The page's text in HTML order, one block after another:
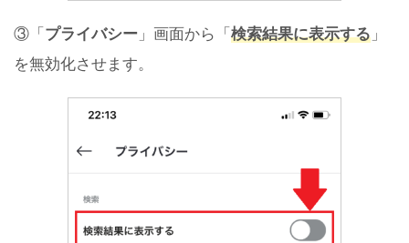
③「 プライバシー 」画面から「 検索結果に表示する 」
を無効化させます。